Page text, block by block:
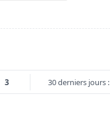
3 30 derniers jours :